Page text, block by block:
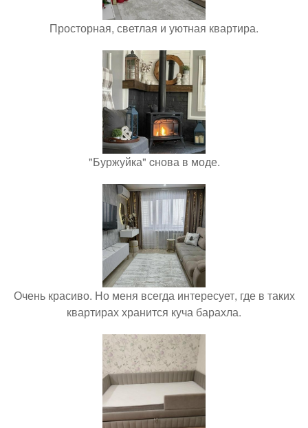
Просторная, светлая и уютная квартира.
"Буржуйка" cнова в моде.
Очень красиво. Но меня всегда интересует, где в таких
квартирах хранится куча барахла.